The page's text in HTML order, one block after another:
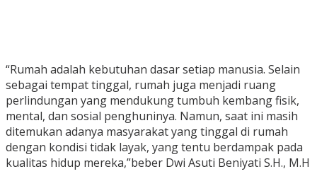
“Rumah adalah kebutuhan dasar setiap manusia. Selain
sebagai tempat tinggal, rumah juga menjadi ruang
perlindungan yang mendukung tumbuh kembang fisik,
mental, dan sosial penghuninya. Namun, saat ini masih
ditemukan adanya masyarakat yang tinggal di rumah
dengan kondisi tidak layak, yang tentu berdampak pada
kualitas hidup mereka,”beber Dwi Asuti Beniyati S.H., M.H